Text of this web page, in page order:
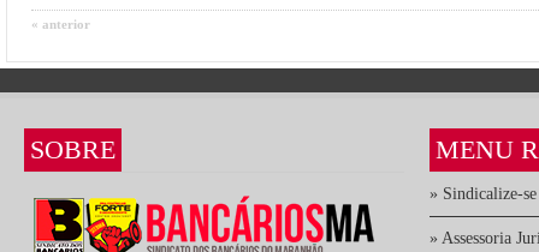
« anterior
SOBRE MENU
» Sindicalize-se
» Assessoria